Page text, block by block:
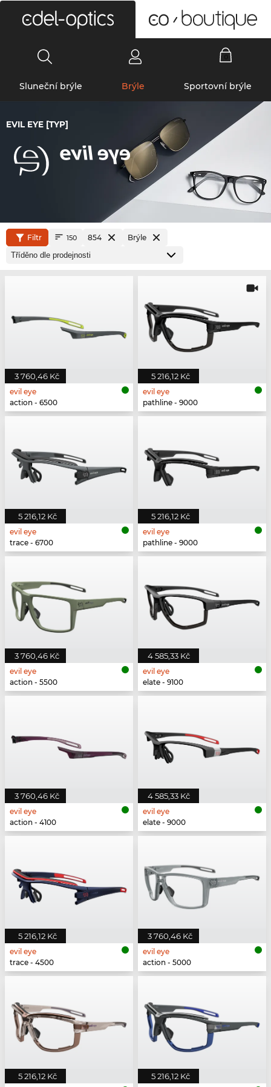
Sluneční brýle Brýle Sportovní brýle
EVIL EYE [TYP]
Filtr 150 854 Brýle
3 760,46 Kč
evil eye
action - 6500
5 216,12 Kč
evil eye
pathline - 9000
5 216,12 Kč
evil eye
trace - 6700
5 216,12 Kč
evil eye
pathline - 9000
3 760,46 Kč
evil eye
action - 5500
4 585,33 Kč
evil eye
elate - 9100
3 760,46 Kč
evil eye
action - 4100
4 585,33 Kč
evil eye
elate - 9000
5 216,12 Kč
evil eye
trace - 4500
3 760,46 Kč
evil eye
action - 5000
5 216,12 Kč 5 216,12 Kč